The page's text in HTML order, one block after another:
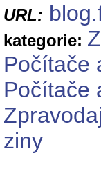
URL:
kategorie:
Počítače
Počítače
ziny